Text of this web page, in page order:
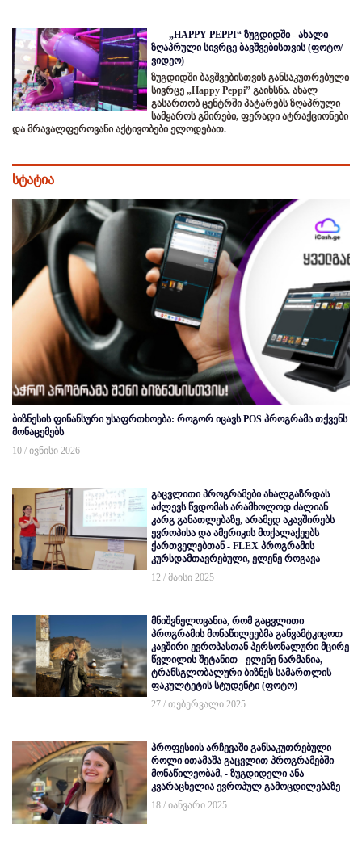
„HAPPY PEPPI“ ზუგდიდში - ახალი
ზღაპრული სივრცე ბავშვებისთვის (ფოტო/
ვიდეო)
ზუგდიდში ბავშვებისთვის განსაკუთრებული
სივრცე „Happy Peppi” გაიხსნა. ახალ
გასართობ ცენტრში პატარებს ზღაპრული
სამყაროს გმირები, ფერადი ატრაქციონები
და მრავალფეროვანი აქტივობები ელოდებათ.
სტატია
ბიზნესის ფინანსური უსაფრთხოება: როგორ იცავს POS პროგრამა თქვენს
მონაცემებს
10 / ივნისი 2026
გაცვლითი პროგრამები ახალგაზრდას
აძლევს წვდომას არამხოლოდ ძალიან
კარგ განათლებაზე, არამედ აკავშირებს
ევროპისა და ამერიკის მოქალაქეებს
ქართველებთან - FLEX პროგრამის
კურსდამთავრებული, ელენე როგავა
12 / მაისი 2025
მნიშვნელოვანია, რომ გაცვლითი
პროგრამის მონაწილეებმა განვამტკიცოთ
კავშირი ევროპასთან პერსონალური მცირე
წვლილის შეტანით - ელენე ნარმანია,
ტრანსგლობალური ბიზნეს სამართლის
ფაკულტეტის სტუდენტი (ფოტო)
27 / თებერვალი 2025
პროფესიის არჩევაში განსაკუთრებული
როლი ითამაშა გაცვლით პროგრამებში
მონაწილეობამ, - ზუგდიდელი ანა
კვარაცხელია ევროპულ გამოცდილებაზე
18 / იანვარი 2025